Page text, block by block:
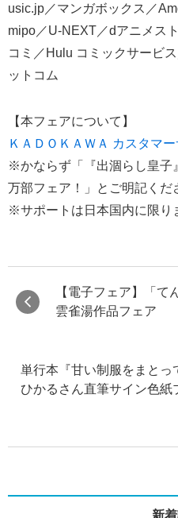
usic.jp／マンガボックス／
mipo／U-NEXT／dアニメス
コミ／Hulu コミックサービ
ットコム
【本フェアについて】
ＫＡＤＯＫＡＷＡ カスタマー
※かならず「『出涸らし皇子
万部フェア！」とご明記くだ
※サポートは日本国内に限り
【電子フェア】「て
雲雀湯作品フェア
単行本『甘い制服をまと
ひかるさん直筆サイン色紙
新